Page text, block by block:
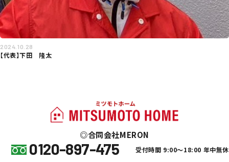
2024.10.28
【代表】下田 隆太
合同会社MERON
0120-897-475 受付時間 9:00～18:00 年中無休